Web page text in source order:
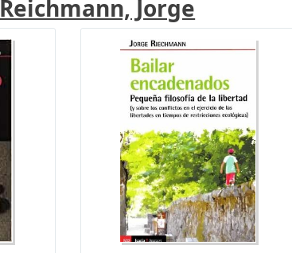
Reichmann, Jorge